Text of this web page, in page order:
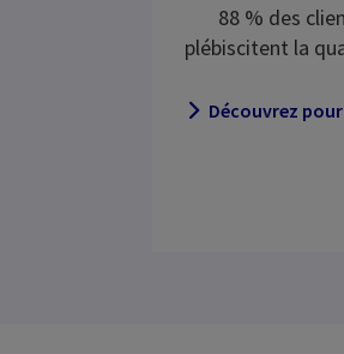
88 % des
plébiscitent la
Découvrez